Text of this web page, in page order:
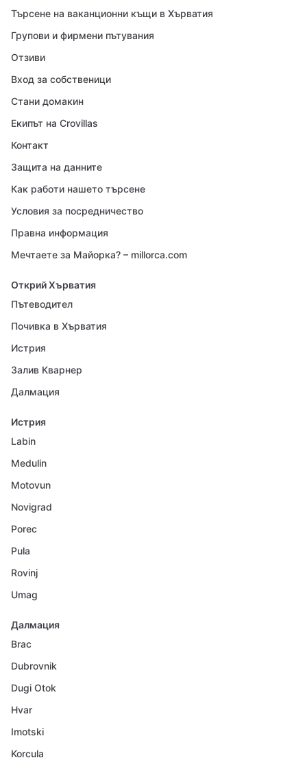
Търсене на ваканционни къщи в Хърватия
Групови и фирмени пътувания
Отзиви
Вход за собственици
Стани домакин
Екипът на Crovillas
Контакт
Защита на данните
Как работи нашето търсене
Условия за посредничество
Правна информация
Мечтаете за Майорка? – millorca.com
Открий Хърватия
Пътеводител
Почивка в Хърватия
Истрия
Залив Кварнер
Далмация
Истрия
Labin
Medulin
Motovun
Novigrad
Porec
Pula
Rovinj
Umag
Далмация
Brac
Dubrovnik
Dugi Otok
Hvar
Imotski
Korcula